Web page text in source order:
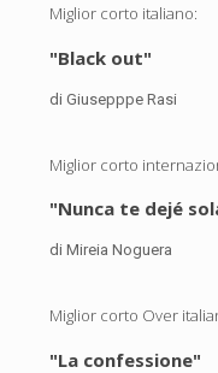
Miglior corto italiano:
"Black out"
di Giusepppe Rasi
Miglior corto
"Nunca te dejé
di Mireia Noguera
Miglior corto Over
"La confessione"